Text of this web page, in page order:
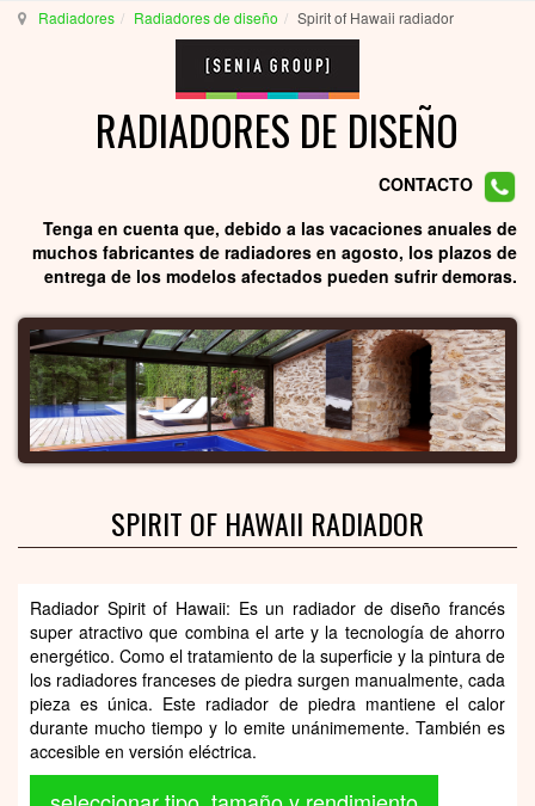
Radiadores Radiadores de diseño Spirit of Hawaii radiador
RADIADORES DE DISEÑO
CONTACTO
Tenga en cuenta que, debido a las vacaciones anuales de
muchos fabricantes de radiadores en agosto, los plazos de
entrega de los modelos afectados pueden sufrir demoras.
SPIRIT OF HAWAII RADIADOR
Radiador Spirit of Hawaii: Es un radiador de diseño francés
super atractivo que combina el arte y la tecnología de ahorro
energético. Como el tratamiento de la superficie y la pintura de
los radiadores franceses de piedra surgen manualmente, cada
pieza es única. Este radiador de piedra mantiene el calor
durante mucho tiempo y lo emite unánimemente. También es
accesible en versión eléctrica.